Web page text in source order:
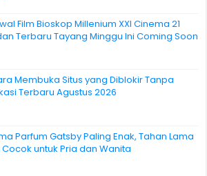
Film Bioskop Millenium XXI Cinema 21
Terbaru Tayang Minggu Ini Coming Soon
Membuka Situs yang Diblokir Tanpa
Terbaru Agustus 2026
Parfum Gatsby Paling Enak, Tahan Lama
untuk Pria dan Wanita